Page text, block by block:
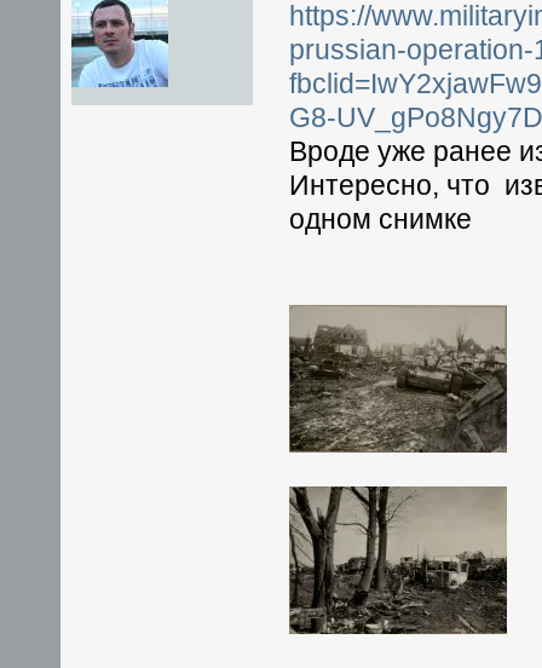
https://
prussian-
G8-
Вроде уже ранее
Интересно, что
одном снимке